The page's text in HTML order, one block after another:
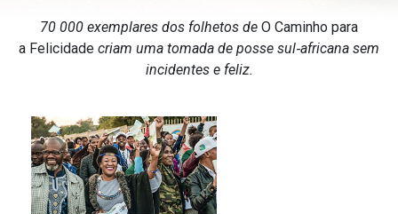
70 000 exemplares dos folhetos de O Caminho para
a Felicidade criam uma tomada de posse sul‑africana sem
incidentes e feliz.